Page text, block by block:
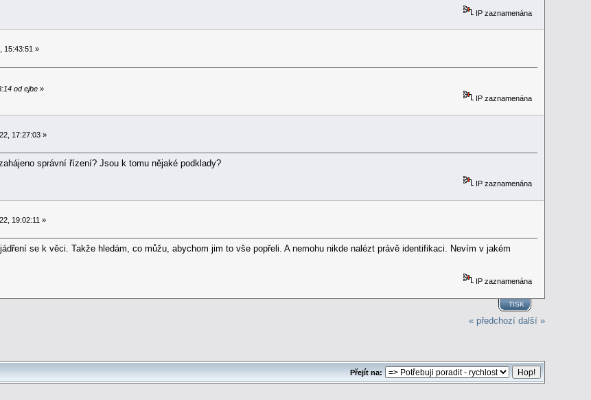
IP zaznamenána
15:43:51 »
od ejbe»
IP zaznamenána
17:27:03 »
správní řízení? Jsou k tomu nějaké podklady?
IP zaznamenána
19:02:11 »
se k věci. Takže hledám, co můžu, abychom jim to vše popřeli. A nemohu nikde nalézt právě identifikaci. Nevím v jakém
IP zaznamenána
TISK
« předchozí další »
Přejít na: